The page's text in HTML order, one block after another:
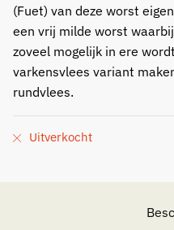
(Fuet) van deze worst
een vrij milde worst
zoveel mogelijk in ere
varkensvlees variant
rundvlees.
Uitverkocht